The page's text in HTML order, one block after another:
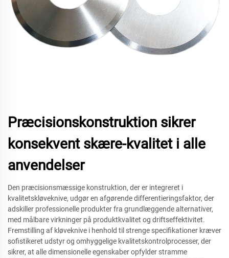
Præcisionskonstruktion sikrer
konsekvent skære-kvalitet i alle
anvendelser
Den præcisionsmæssige konstruktion, der er integreret i
kvalitetskløveknive, udgør en afgørende differentieringsfaktor, der
adskiller professionelle produkter fra grundlæggende alternativer,
med målbare virkninger på produktkvalitet og driftseffektivitet.
Fremstilling af kløveknive i henhold til strenge specifikationer kræver
sofistikeret udstyr og omhyggelige kvalitetskontrolprocesser, der
sikrer, at alle dimensionelle egenskaber opfylder stramme